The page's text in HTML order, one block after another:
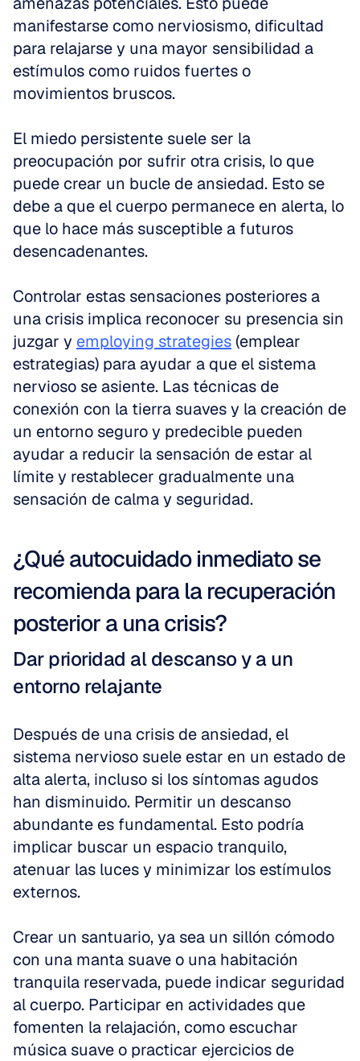
manifestarse como nerviosismo, dificultad
para relajarse y una mayor sensibilidad a
estímulos como ruidos fuertes o
movimientos bruscos.
El miedo persistente suele ser la
preocupación por sufrir otra crisis, lo que
puede crear un bucle de ansiedad. Esto se
debe a que el cuerpo permanece en alerta, lo
que lo hace más susceptible a futuros
desencadenantes.
Controlar estas sensaciones posteriores a
una crisis implica reconocer su presencia sin
juzgar y employing strategies (emplear
estrategias) para ayudar a que el sistema
nervioso se asiente. Las técnicas de
conexión con la tierra suaves y la creación de
un entorno seguro y predecible pueden
ayudar a reducir la sensación de estar al
límite y restablecer gradualmente una
sensación de calma y seguridad.
¿Qué autocuidado inmediato se
recomienda para la recuperación
posterior a una crisis?
Dar prioridad al descanso y a un
entorno relajante
Después de una crisis de ansiedad, el
sistema nervioso suele estar en un estado de
alta alerta, incluso si los síntomas agudos
han disminuido. Permitir un descanso
abundante es fundamental. Esto podría
implicar buscar un espacio tranquilo,
atenuar las luces y minimizar los estímulos
externos.
Crear un santuario, ya sea un sillón cómodo
con una manta suave o una habitación
tranquila reservada, puede indicar seguridad
al cuerpo. Participar en actividades que
fomenten la relajación, como escuchar
música suave o practicar ejercicios de